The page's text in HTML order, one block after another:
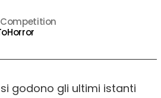
godono gli ultimi istanti